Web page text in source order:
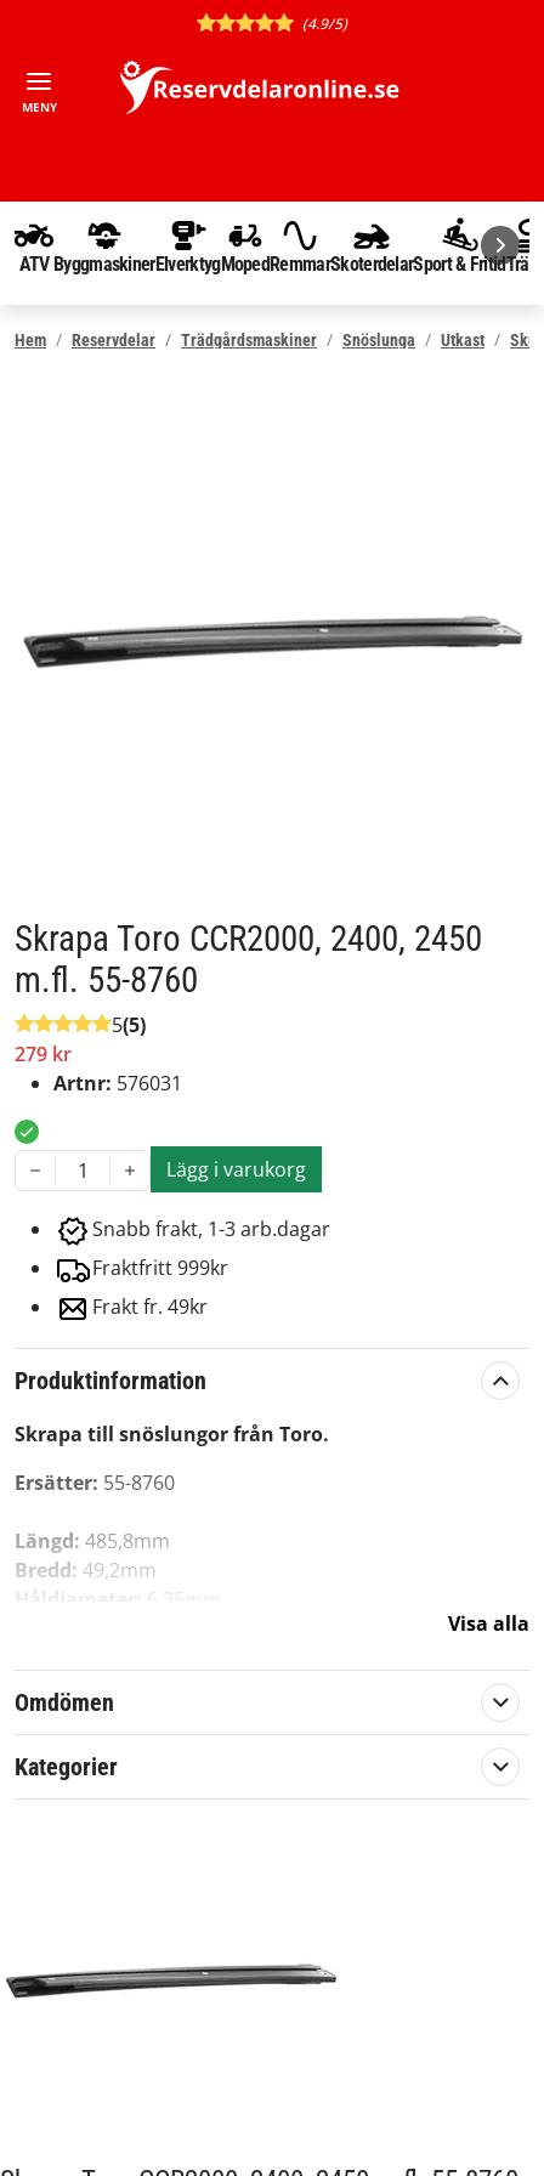
(4.9/5)
MENY
ATV ByggmaskinerElverktygMopedRemmarSkoterdelarSport & Fritid
Hem Reservdelar Trädgårdsmaskiner Snöslunga Utkast
Skrapa Toro CCR2000, 2400, 2450
m.fl. 55-8760
5(5)
279 kr
Artnr: 576031
1 Lägg i varukorg
Snabb frakt, 1-3 arb.dagar
Fraktfritt 999kr
Frakt fr. 49kr
Produktinformation
Skrapa till snöslungor från Toro.
Ersätter: 55-8760
Längd: 485,8mm
Bredd: 49,2mm
Håldiameter:
6,35mm
En eftermarknadsreservdel av hög kvalité.
Passar till:
Toro
CCR 3600
CCR 3650
Visa alla
Omdömen
Kategorier